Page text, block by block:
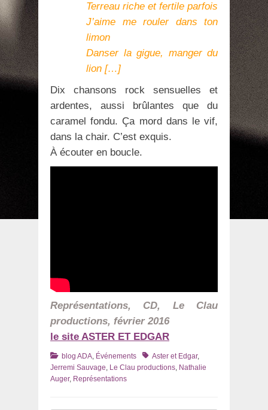
Terreau riche et fertile parfois
J’aime me rouler dans ton
limon
Danser la gigue, manger du
lion […]
Dix chansons rock sensuelles et
ardentes, aussi brûlantes que du
caramel fondu. Ça mord dans le vif,
dans la chair. C’est exquis.
À écouter en boucle.
Représentations, CD, Le Clau
productions, février 2016
le site ASTER ET EDGAR
Catégories
blog ADA, Événements TagsAster et Edgar,
Jerremi Sauvage, Le Clau productions, Nathalie
Auger, Représentations